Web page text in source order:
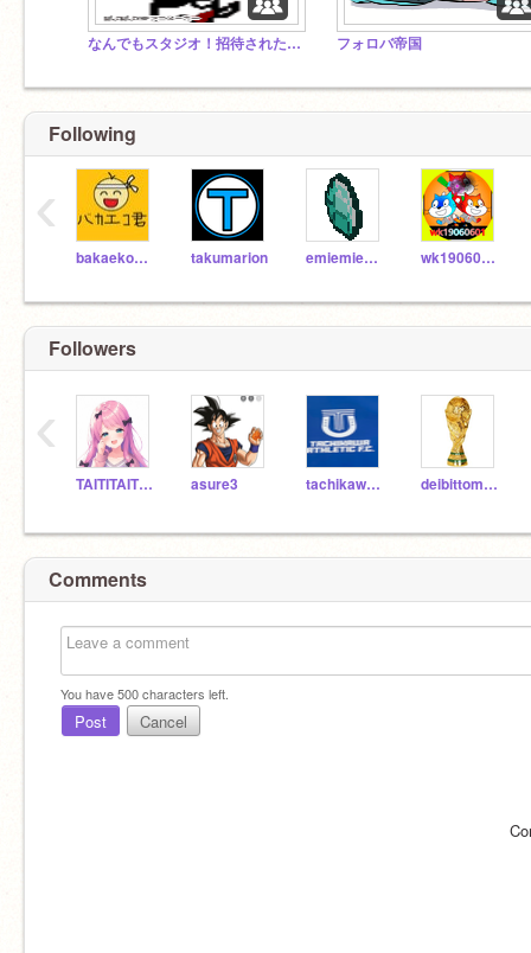
なんでもスタジオ！招待されたらフォローしてね！ フォロバ帝国
Following
bakaekokunn takumarion emiemiemiemiemi wk19060601
‹
Followers
TAITITAITYOU asure3 tachikawaasure deibittomakki-
‹
Comments
You have500characters left.
Post Cancel